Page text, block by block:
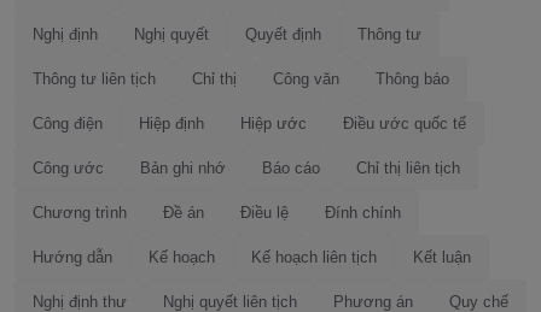
Nghị định Nghị quyết Quyết định Thông tư
Thông tư liên tịch Chỉ thị Công văn Thông báo
Công điện Hiệp định Hiệp ước Điều ước quốc tế
Công ước Bản ghi nhớ Báo cáo Chỉ thị liên tịch
Chương trình Đề án Điều lệ Đính chính
Hướng dẫn Kế hoạch Kế hoạch liên tịch Kết luận
Nghị định thư Nghị quyết liên tịch Phương án Quy chế